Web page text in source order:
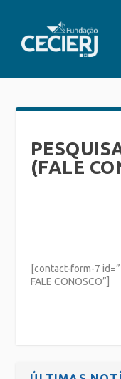
(FALE
[contact-form-7
FALE CONOSCO”]